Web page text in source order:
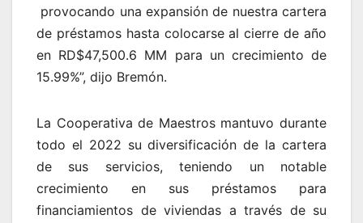
provocando una expansión de nuestra cartera
de préstamos hasta colocarse al cierre de año
en RD$47,500.6 MM para un crecimiento de
15.99%”, dijo Bremón.
La Cooperativa de Maestros mantuvo durante
todo el 2022 su diversificación de la cartera
de sus servicios, teniendo un notable
crecimiento en sus préstamos para
financiamientos de viviendas a través de su